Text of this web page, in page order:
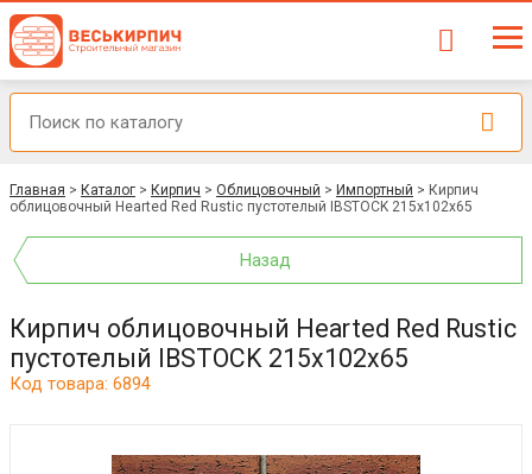
Главная > Каталог > Кирпич > Облицовочный > Импортный > Кирпич
облицовочный Hearted Red Rustic пустотелый IBSTOCK 215х102х65
Назад
Кирпич облицовочный Hearted Red Rustic
пустотелый IBSTOCK 215х102х65
Код товара: 6894